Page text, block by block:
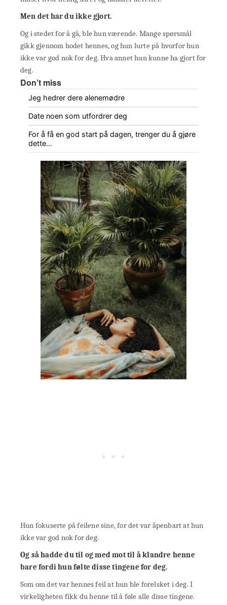
Men det har du ikke gjort.
Og i stedet for å gå, ble hun værende. Mange spørsmål
gikk gjennom hodet hennes, og hun lurte på hvorfor hun
ikke var god nok for deg. Hva annet hun kunne ha gjort for
deg.
Don’t miss
Jeg hedrer dere alenemødre
Date noen som utfordrer deg
For å få en god start på dagen, trenger du å gjøre
dette…
Hun fokuserte på feilene sine, for det var åpenbart at hun
ikke var god nok for deg.
Og så hadde du til og med mot til å klandre henne
bare fordi hun følte disse tingene for deg.
Som om det var hennes feil at hun ble forelsket i deg. I
virkeligheten fikk du henne til å føle alle disse tingene.